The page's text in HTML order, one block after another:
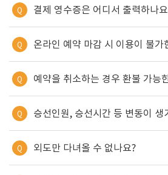
Q 결제 영수증은 어디서 출력하나
Q 온라인 예약 마감 시 이용이 불가
Q 예약을 취소하는 경우 환불 가능
Q 승선인원, 승선시간 등 변동이 생
Q 외도만 다녀올 수 없나요?